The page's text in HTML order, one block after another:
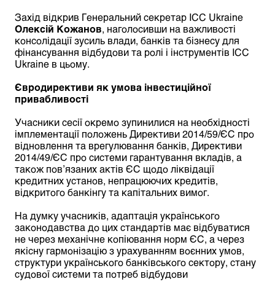
Захід відкрив Генеральний секретар ICC Ukraine
Олексій Кожанов , наголосивши на важливості
консолідації зусиль влади, банків та бізнесу для
фінансування відбудови та ролі і інструментів ICC
Ukraine в цьому.
Євродирективи як умова інвестиційної
привабливості
Учасники сесії окремо зупинилися на необхідності
імплементації положень Директиви 2014/59/ЄС про
відновлення та врегулювання банків, Директиви
2014/49/ЄС про системи гарантування вкладів, а
також пов’язаних актів ЄС щодо ліквідації
кредитних установ, непрацюючих кредитів,
відкритого банкінгу та капітальних вимог.
На думку учасників, адаптація українського
законодавства до цих стандартів має відбуватися
не через механічне копіювання норм ЄС, а через
якісну гармонізацію з урахуванням воєнних умов,
структури українського банківського сектору, стану
судової системи та потреб відбудови